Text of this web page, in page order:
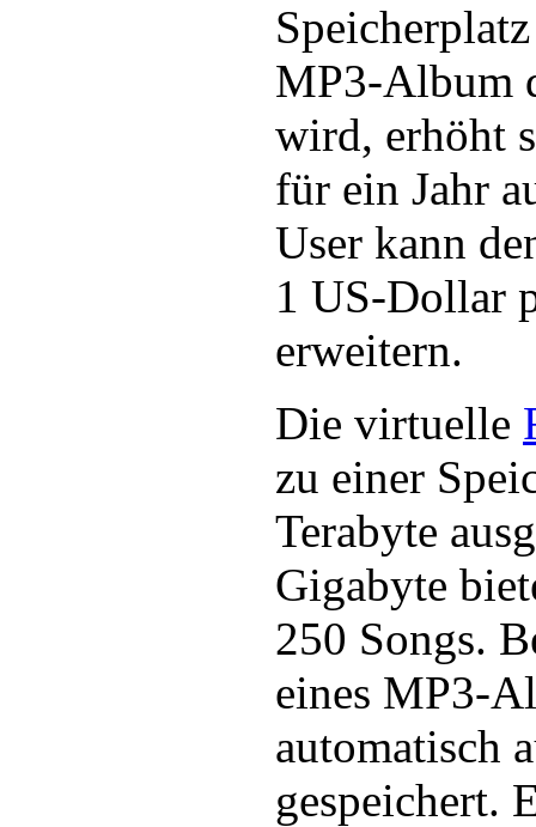
MP3-Album
wird, erhöht
für ein Jahr
User kann
1 US-Dollar
erweitern.
Die virtuelle
zu einer
Terabyte
Gigabyte
250 Songs.
eines MP3-
automatisch
gespeichert.